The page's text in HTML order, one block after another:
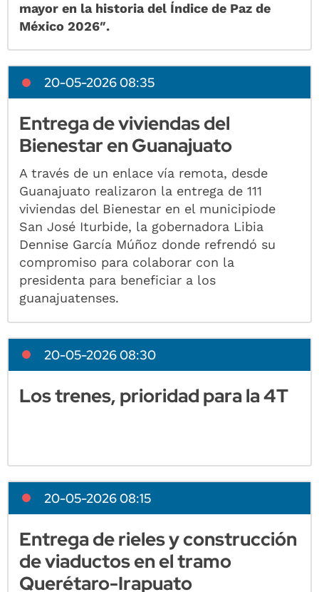
mayor en la historia del Índice de Paz de
México 2026″.
20-05-2026 08:35
Entrega de viviendas del
Bienestar en Guanajuato
A través de un enlace vía remota, desde
Guanajuato realizaron la entrega de 111
viviendas del Bienestar en el municipiode
San José Iturbide, la gobernadora Libia
Dennise García Múñoz donde refrendó su
compromiso para colaborar con la
presidenta para beneficiar a los
guanajuatenses.
20-05-2026 08:30
Los trenes, prioridad para la 4T
20-05-2026 08:15
Entrega de rieles y construcción
de viaductos en el tramo
Querétaro-Irapuato